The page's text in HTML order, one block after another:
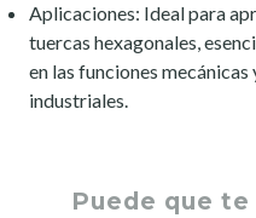
Aplicaciones: Ideal para
tuercas hexagonales,
en las funciones
industriales.
Puede que